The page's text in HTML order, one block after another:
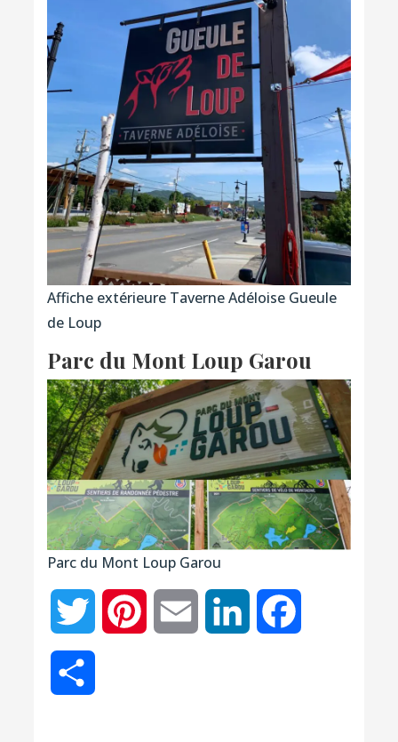
Affiche extérieure Taverne Adéloise Gueule
de Loup
Parc du Mont Loup Garou
Parc du Mont Loup Garou
Twitter Pinterest Email LinkedIn